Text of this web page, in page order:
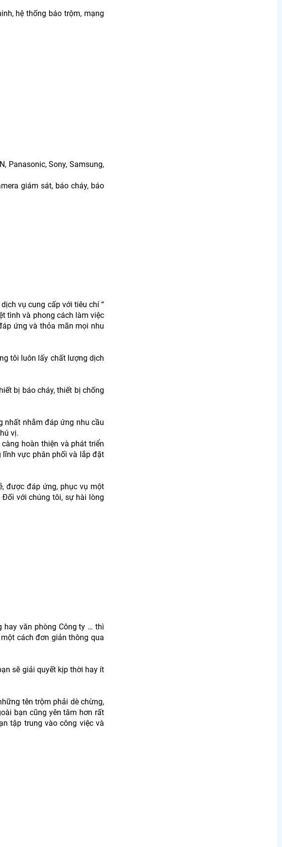
hệ thống báo trộm, mạng
Panasonic, Sony, Samsung,
giám sát, báo cháy, báo
vụ cung cấp với tiêu chí “
tình và phong cách làm việc
ứng và thỏa mãn mọi nhu
tôi luôn lấy chất lượng dịch
bị báo cháy, thiết bị chống
nhất nhằm đáp ứng nhu cầu
vị.
hoàn thiện và phát triển
lĩnh vực phân phối và lắp đặt
được đáp ứng, phục vụ một
với chúng tôi, sự hài lòng
hay văn phòng Công ty … thì
cách đơn giản thông qua
sẽ giải quyết kịp thời hay ít
tên trộm phải dè chừng,
bạn cũng yên tâm hơn rất
tập trung vào công việc và